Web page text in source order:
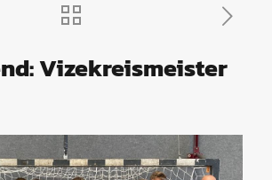
Vizekreismeister